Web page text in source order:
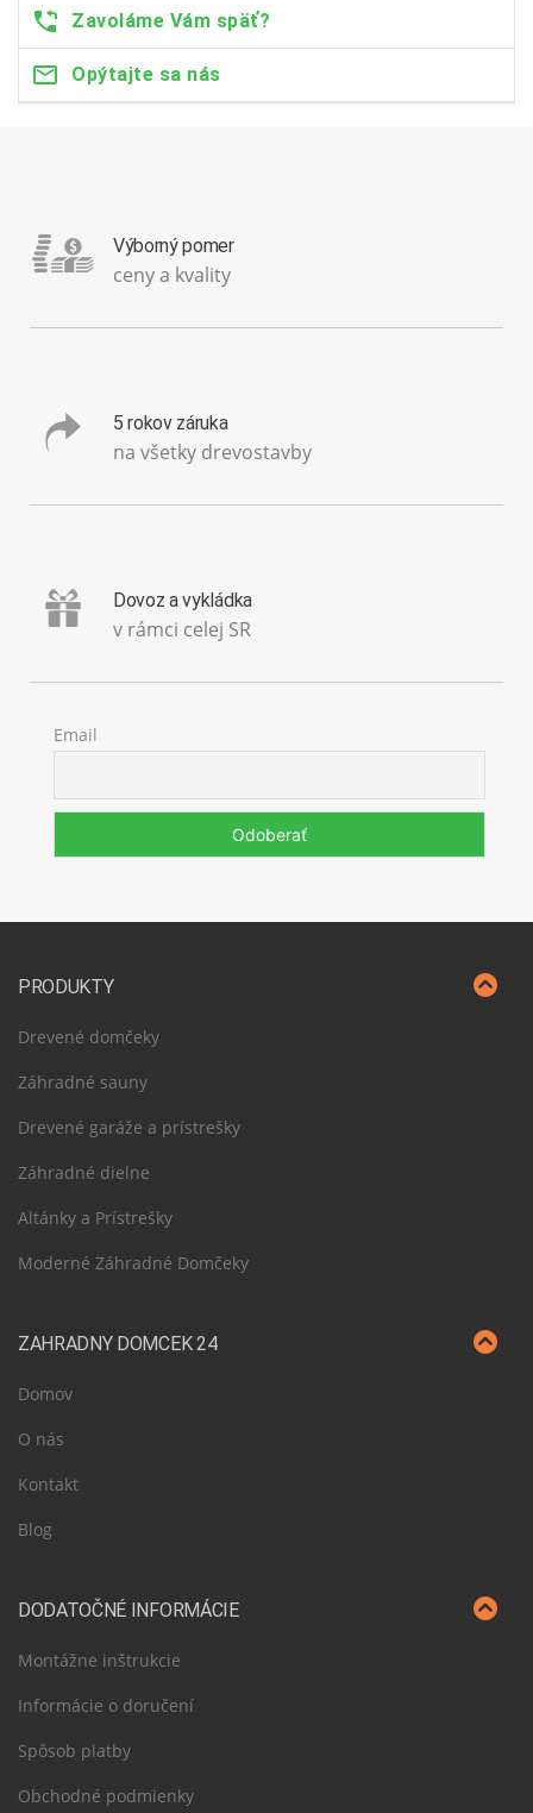
Zavoláme Vám späť?
Opýtajte sa nás
Výborný pomer
ceny a kvality
5 rokov záruka
na všetky drevostavby
Dovoz a vykládka
v rámci celej SR
Email
PRODUKTY
Drevené domčeky
Záhradné sauny
Drevené garáže a prístrešky
Záhradné dielne
Altánky a Prístrešky
Moderné Záhradné Domčeky
ZAHRADNY DOMCEK 24
Domov
O nás
Kontakt
Blog
DODATOČNÉ INFORMÁCIE
Montážne inštrukcie
Informácie o doručení
Spôsob platby
Obchodné podmienky